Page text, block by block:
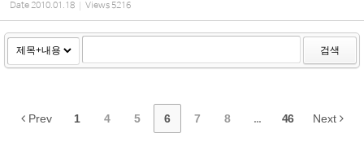
Date2010.01.18 Views 5216
검색
Prev 1 4 5 6 7 8 ... 46 Next